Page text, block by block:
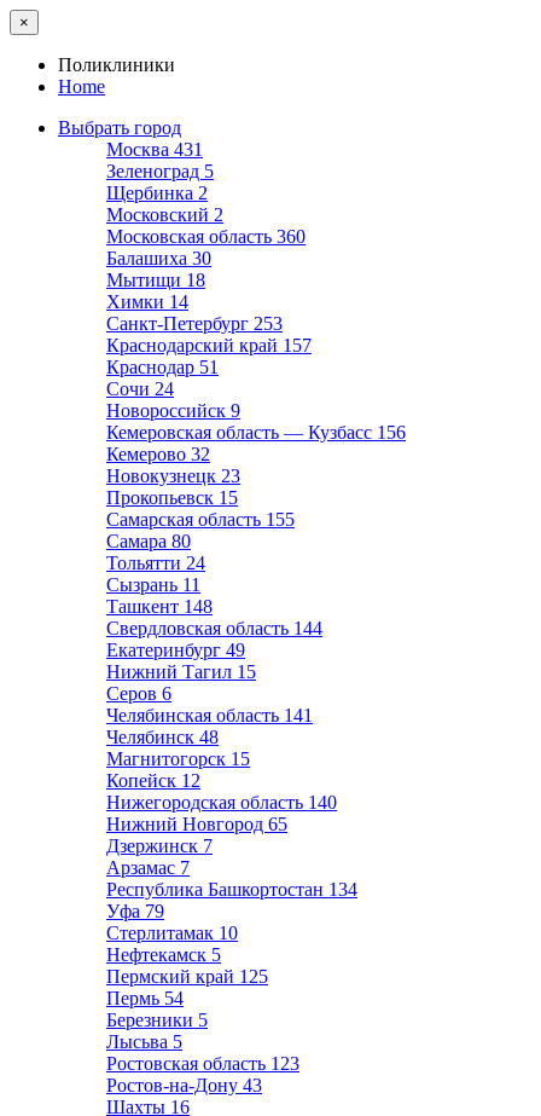
×
Поликлиники
Home
Выбрать город
Москва 431
Зеленоград 5
Щербинка 2
Московский 2
Московская область 360
Балашиха 30
Мытищи 18
Химки 14
Санкт-Петербург 253
Краснодарский край 157
Краснодар 51
Сочи 24
Новороссийск 9
Кемеровская область — Кузбасс 156
Кемерово 32
Новокузнецк 23
Прокопьевск 15
Самарская область 155
Самара 80
Тольятти 24
Сызрань 11
Ташкент 148
Свердловская область 144
Екатеринбург 49
Нижний Тагил 15
Серов 6
Челябинская область 141
Челябинск 48
Магнитогорск 15
Копейск 12
Нижегородская область 140
Нижний Новгород 65
Дзержинск 7
Арзамас 7
Республика Башкортостан 134
Уфа 79
Стерлитамак 10
Нефтекамск 5
Пермский край 125
Пермь 54
Березники 5
Лысьва 5
Ростовская область 123
Ростов-на-Дону 43
Шахты 16